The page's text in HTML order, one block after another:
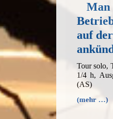
Man
auf
Tour solo,
1/4 h,
(AS)
(mehr …)